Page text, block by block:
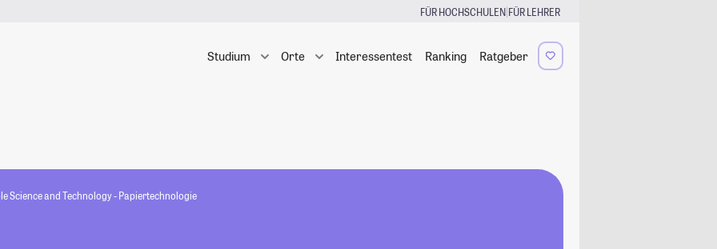
FÜR HOCHSCHULEN|FÜR LEHRER
Studium Orte Interessentest Ranking Ratgeber
Science and Technology - Papiertechnologie